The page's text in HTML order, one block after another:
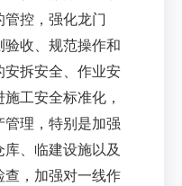
管控，强化龙门
验收、规范操作和
安拆安全、作业安
工安全标准化，
理，特别是加强
、临建设施以及
查，加强对一线作